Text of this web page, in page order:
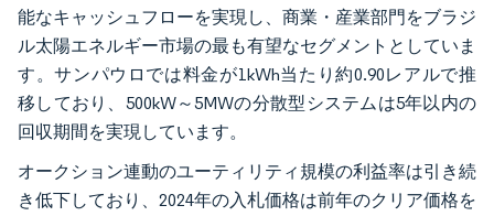
能なキャッシュフローを実現し、商業・産業部門をブラジ
ル太陽エネルギー市場の最も有望なセグメントとしていま
す。サンパウロでは料金が1kWh当たり約0.90レアルで推
移しており、500kW～5MWの分散型システムは5年以内の
回収期間を実現しています。
オークション連動のユーティリティ規模の利益率は引き続
き低下しており、2024年の入札価格は前年のクリア価格を